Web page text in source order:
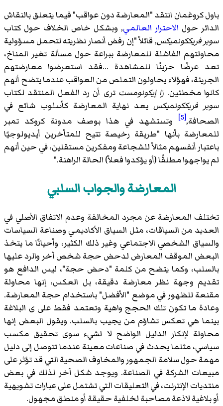
باول كروغمان انتقد "المعارضة دون عواقب" فيما يتعلق بالنقاش
الدائر حول الاحترار العالمي, وبشكل خاص الخلاف حول كتاب
سوبر فريككونميكس, قائلاً "إن رفض أنصار نظريته لتحمل مسؤولية
محاولتهم الفاشلة للمعارضة ببراعة حول مسألة تغير المناخ،
تعد عرضًا حزينًا للمشاهدة ...فقد استعرضوا معارضتهم
الجريئة، فهؤلاء يحاولون التملص من العواقب عندما يتضح أنهم
كانوا مخطئين. زا إيكونومست ترى أن رد الفعل المنتقد لكتاب
سوبر فريككونميكس يعد نهاية المعارضة كأسلوب شائع في
الصحافة,[5]
وتستشهد في هذا بوصف مدونة كروكد تمبر
للمعارضة بأنها "طريقة رخيصة تتيح للمتأخرين أيديولوجيًا
باعتبار أنفسهم مثالاً للشجاعة ومفكرين مستقلين، في حين أنهم
لم يواجهوا مطلقًا (أو يؤكدوا فعلاً) الحالة الراهنة."
المعارضة والجواب السلبي
تختلف المعارضة عن مجرد المخالفة وعدم الاتفاق الأصلي في
العديد من السياقات، مثل السياق الأكاديمي وصناعة السياسات
والسياق الشخصي الاجتماعي وغير ذلك الكثير، وأحيانًا ما يتخذ
البعض الموقف المعارض لدحض حجة شخص آخر والرد عليها
بالسلب، وكما يتضح من كلمة "دحض حجة"، ليس الدافع هو
تقديم وجهة نظر معارضة دقيقة، بل العكس، إنها محاولة
مقنعة للظهور في موضع "الأفضل" باستخدام حجة المعارضة.
وعادة ما تكون تلك الحجج واهية وتعتمد فقط على ى البلاغة
بينما هي تعكس تشاؤم من يجيب بالسلب. ويقول البعض إنها
محاولة لإنكار الدليل الواضح لا لشيء سوى تحقيق مكسب
سياسي، مثلما يحدث في صناعات معينة عندما تتوصل إلى دليل
مهمة حول سلامة الجمهور والمخاوف الصحية التي قد تؤثر على
مبيعات الشركة في الصناعة. ويوجد شكل آخر لذلك في بعض
منتديات الإنترنت، في التعليقات التي تشتمل على عبارات تشويهية
أو بلاغية لاذعة مصاحبة لخلفية حقيقة أو منطق مجهول.